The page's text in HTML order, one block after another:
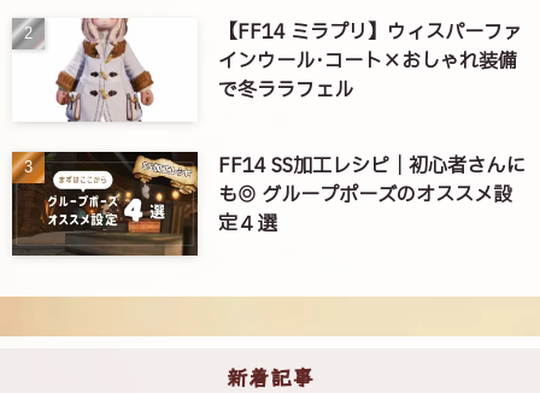
【FF14 ミラプリ】ウィスパーファ
インウール･コート×おしゃれ装備
で冬ララフェル
FF14 SS加工レシピ｜初心者さんに
も◎ グループポーズのオススメ設
定４選
新着記事